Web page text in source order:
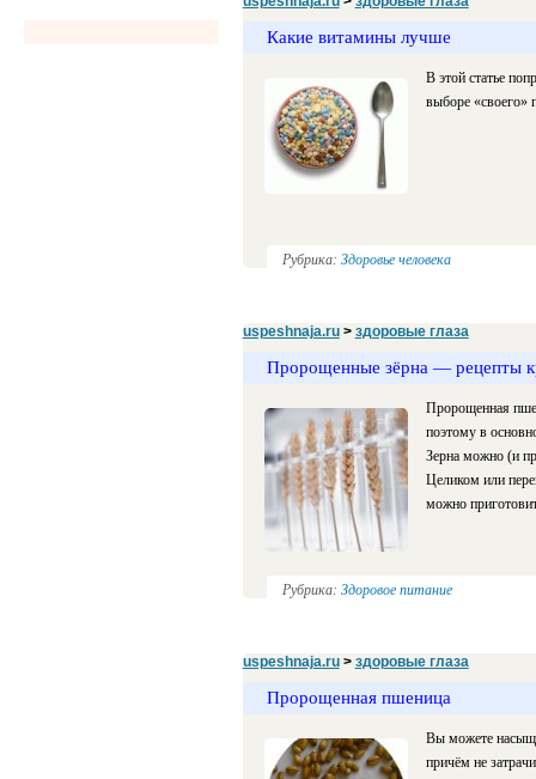
Какие витамины лучше
В этой статье
выборе «своего»
Рубрика: Здоровье человека
uspeshnaja.ru> здоровые глаза
Пророщенные зёрна — рецепты
Пророщенная
поэтому в
Зерна можно (и
Целиком или
можно
Рубрика: Здоровое питание
uspeshnaja.ru> здоровые глаза
Пророщенная пшеница
Вы можете
причём не